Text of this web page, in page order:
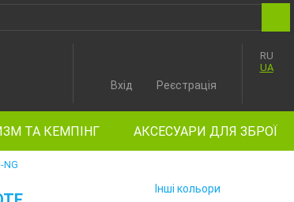
RU
UA
Вхід Реєстрація
ТА КЕМПІНГ АКСЕСУАРИ ДЛЯ ЗБРОЇ
NG
Інші кольори